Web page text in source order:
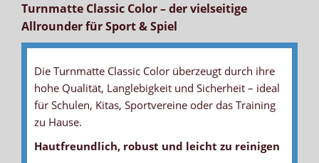
Turnmatte Classic Color – der vielseitige
Allrounder für Sport & Spiel
Die Turnmatte Classic Color überzeugt durch ihre
hohe Qualität, Langlebigkeit und Sicherheit – ideal
für Schulen, Kitas, Sportvereine oder das Training
zu Hause.
Hautfreundlich, robust und leicht zu reinigen